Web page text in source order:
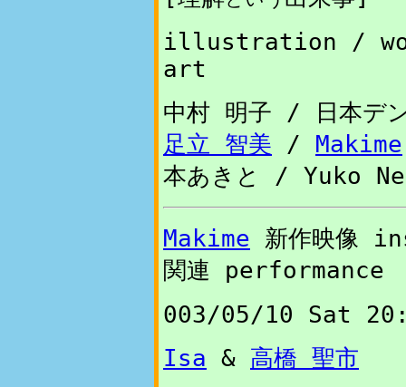
illustration /
art
中村 明子 / 日本デ
足立 智美 / Makime
本あきと / Yuko
Makime 新作映像
関連 performance
003/05/10 Sat
Isa & 高橋 聖市